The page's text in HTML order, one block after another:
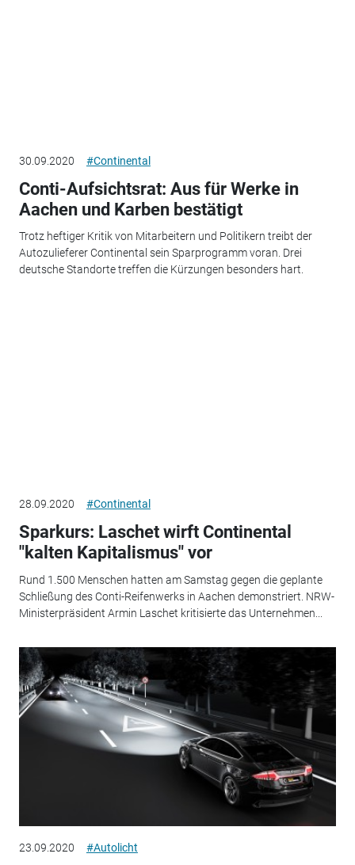
30.09.2020 #Continental
Conti-Aufsichtsrat: Aus für Werke in
Aachen und Karben bestätigt
Trotz heftiger Kritik von Mitarbeitern und Politikern treibt der
Autozulieferer Continental sein Sparprogramm voran. Drei
deutsche Standorte treffen die Kürzungen besonders hart.
28.09.2020 #Continental
Sparkurs: Laschet wirft Continental
"kalten Kapitalismus" vor
Rund 1.500 Menschen hatten am Samstag gegen die geplante
Schließung des Conti-Reifenwerks in Aachen demonstriert. NRW-
Ministerpräsident Armin Laschet kritisierte das Unternehmen...
23.09.2020 #Autolicht